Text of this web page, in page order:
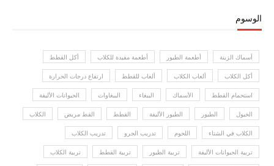
الوسوم
أسماك الزينة أطعمة الطيور أطعمة مفيدة للكلاب أكل القطط
أكل الكلاب ألعاب الكلاب ألعاب للقطط ارتفاع درجات الحرارة
استحمام القطط الأسماك الببغاء الببغاوات الحيوانات الأليفة
الخيول الطيور الطيور الأليفة القطط القط مريض الكلاب
الكلاب في الشتاء اللحوم تدريب الجرو تدريب الكلاب
تربية الحيوانات الأليفة تربية الطيور تربية القطط تربية الكلاب